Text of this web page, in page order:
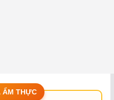
ẨM THỰC